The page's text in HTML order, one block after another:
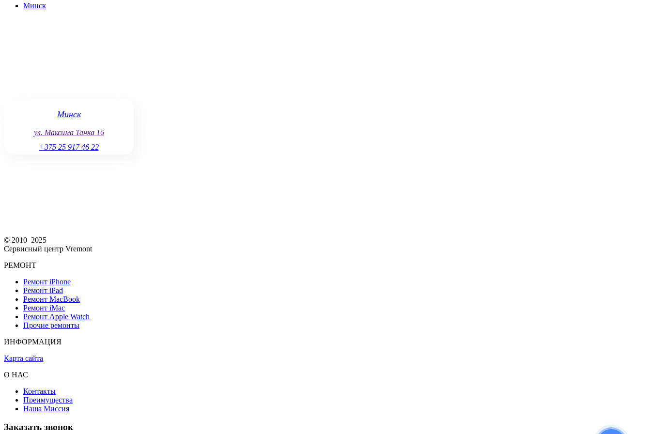
Следуя этим простым рекомендациям, вы сможете значительно увеличить срок службы нового аккумулятора вашего Macbook Pro A1707 и избежать необходимости частой замены.
Минск
Минск
ул. Максима Танка 16
+375 25 917 46 22
© 2010–2025
Сервисный центр Vremont
РЕМОНТ
Ремонт iPhone
Ремонт iPad
Ремонт MacBook
Ремонт iMac
Ремонт Apple Watch
Прочие ремонты
ИНФОРМАЦИЯ
Карта сайта
О НАС
Контакты
Преимущества
Наша Миссия
Заказать звонок